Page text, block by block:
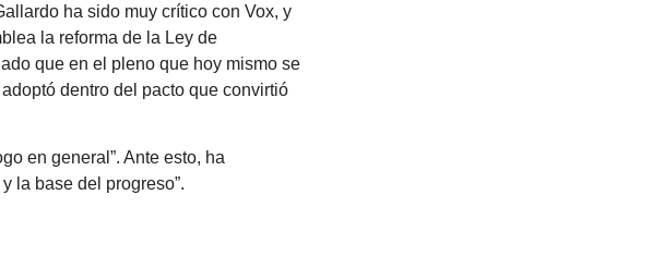
ha sido muy crítico con Vox, y
la reforma de la Ley de
que en el pleno que hoy mismo se
dentro del pacto que convirtió
en general”. Ante esto, ha
la base del progreso”.